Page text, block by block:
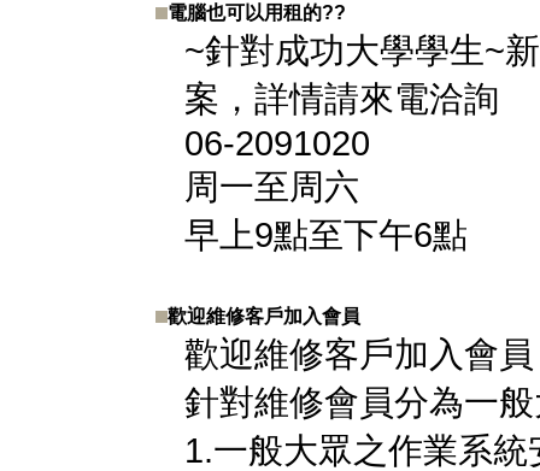
電腦也可以用租的??
~針對成功大學學生~
案，詳情請來電洽詢
06-2091020
周一至周六
早上9點至下午6點
歡迎維修客戶加入會員
歡迎維修客戶加入會員
針對維修會員分為一
1.一般大眾之作業系